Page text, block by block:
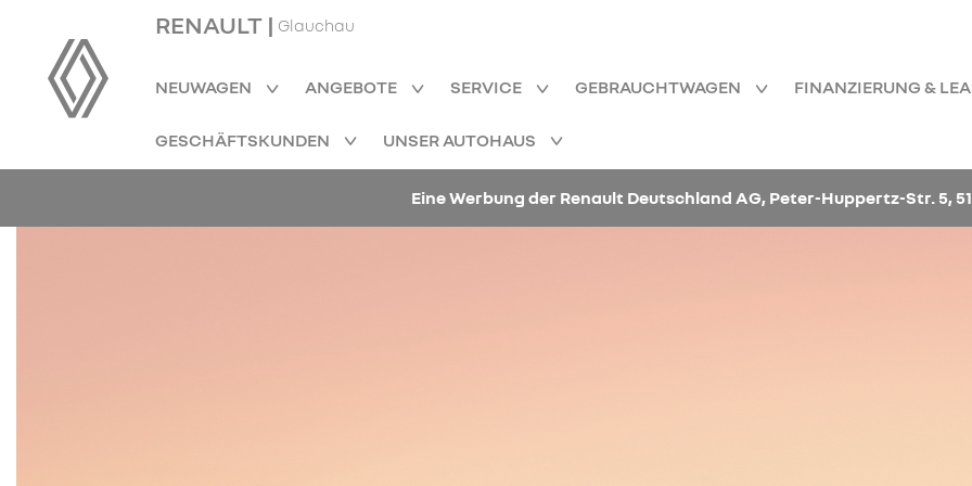
RENAULT | Glauchau
NEUWAGEN ANGEBOTE SERVICE GEBRAUCHTWAGEN FINANZIERUNG &
GESCHÄFTSKUNDEN UNSER AUTOHAUS
Eine Werbung der Renault Deutschland AG, Peter-Huppertz-Str. 5,